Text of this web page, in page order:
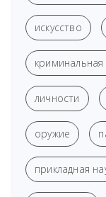
искусство
криминальная
личности
оружие
прикладная